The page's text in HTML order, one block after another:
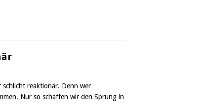
schlicht reaktionär. Denn wer
Nur so schaffen wir den Sprung in